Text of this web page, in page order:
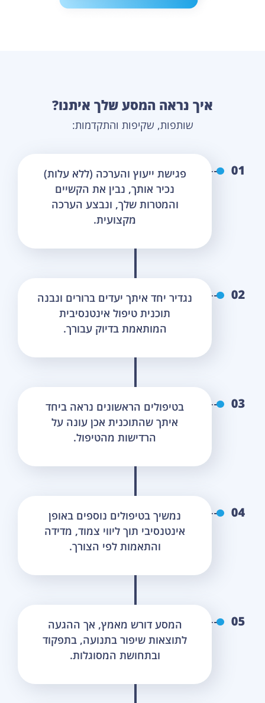
איך נראה המסע שלך איתנו?
שותפות, שקיפות והתקדמות:
פגישת ייעוץ והערכה (ללא עלות)
נכיר אותך, נבין את הקשיים
והמטרות שלך, ונבצע הערכה
מקצועית.
נגדיר יחד איתך יעדים ברורים ונבנה
תוכנית טיפול אינטנסיבית
המותאמת בדיוק עבורך.
בטיפולים הראשונים נראה ביחד
איתך שהתוכנית אכן עונה על
הרדישות מהטיפול.
נמשיך בטיפולים נוספים באופן
אינטנסיבי תוך ליווי צמוד, מדידה
והתאמות לפי הצורך.
המסע דורש מאמץ, אך ההגעה
לתוצאות שיפור בתנועה, בתפקוד
ובתחושת המסוגלות.